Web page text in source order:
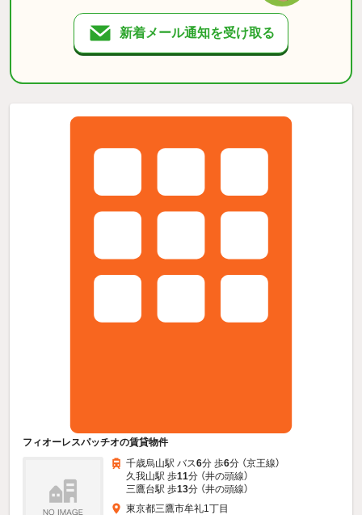
新着メール通知を受け取る
フィオーレスパッチオの賃貸物件
千歳烏山駅 バス6分 歩6分 （京王線）
久我山駅 歩11分 （井の頭線）
三鷹台駅 歩13分 （井の頭線）
東京都三鷹市牟礼1丁目